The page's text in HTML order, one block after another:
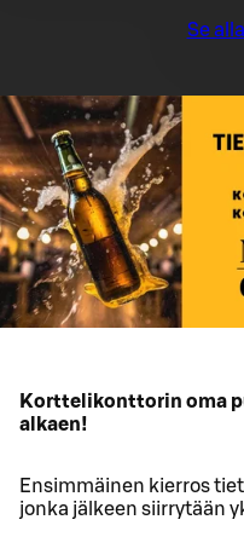
Se
Korttelikonttorin oma
alkaen!
Ensimmäinen kierros
jonka jälkeen siirrytään